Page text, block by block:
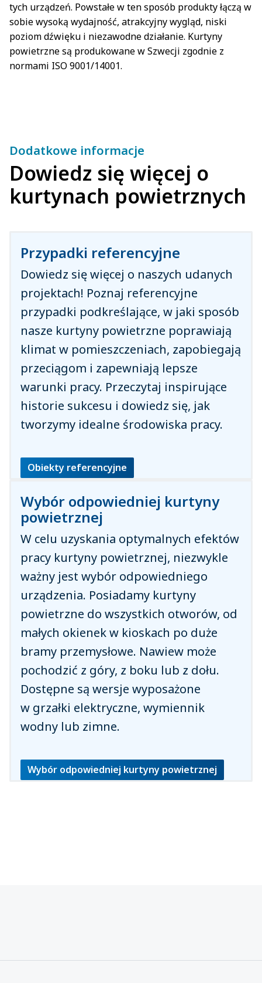
tych urządzeń. Powstałe w ten sposób produkty łączą w
sobie wysoką wydajność, atrakcyjny wygląd, niski
poziom dźwięku i niezawodne działanie. Kurtyny
powietrzne są produkowane w Szwecji zgodnie z
normami ISO 9001/14001.
Dowiedz się więcej o
kurtynach powietrznych
Dodatkowe informacje
Przypadki referencyjne
Dowiedz się więcej o naszych udanych
projektach! Poznaj referencyjne
przypadki podkreślające, w jaki sposób
nasze kurtyny powietrzne poprawiają
klimat w pomieszczeniach, zapobiegają
przeciągom i zapewniają lepsze
warunki pracy. Przeczytaj inspirujące
historie sukcesu i dowiedz się, jak
tworzymy idealne środowiska pracy.
Obiekty referencyjne
Wybór odpowiedniej kurtyny
powietrznej
W celu uzyskania optymalnych efektów
pracy kurtyny powietrznej, niezwykle
ważny jest wybór odpowiedniego
urządzenia. Posiadamy kurtyny
powietrzne do wszystkich otworów, od
małych okienek w kioskach po duże
bramy przemysłowe. Nawiew może
pochodzić z góry, z boku lub z dołu.
Dostępne są wersje wyposażone
w grzałki elektryczne, wymiennik
wodny lub zimne.
Wybór odpowiedniej kurtyny powietrznej